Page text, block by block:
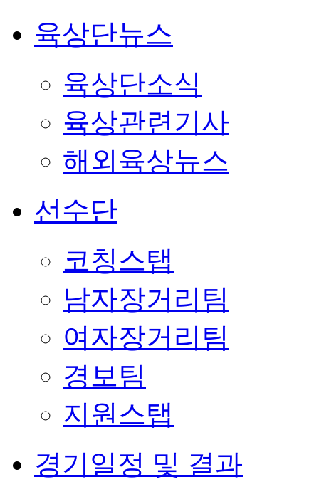
육상단뉴스
육상단소식
육상관련기사
해외육상뉴스
선수단
코칭스탭
남자장거리팀
여자장거리팀
경보팀
지원스탭
경기일정 및 결과